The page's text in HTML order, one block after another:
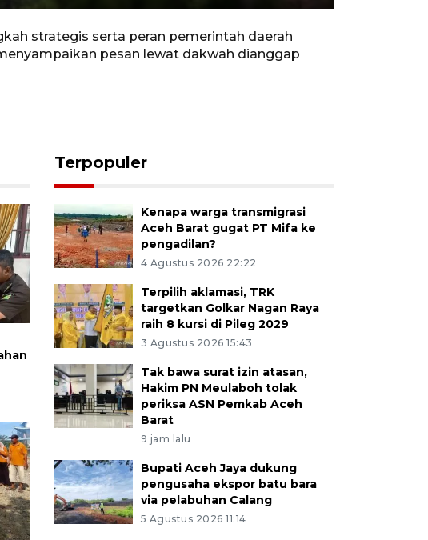
RewindForward
Settings
PIP Enter
strategis serta peran pemerintah daerah
pesan lewat dakwah dianggap
Terpopuler
Kenapa warga transmigrasi
Aceh Barat gugat PT Mifa ke
pengadilan?
4 Agustus 2026 22:22
Terpilih aklamasi, TRK
targetkan Golkar Nagan Raya
raih 8 kursi di Pileg 2029
3 Agustus 2026 15:43
Tak bawa surat izin atasan,
Hakim PN Meulaboh tolak
periksa ASN Pemkab Aceh
Barat
9 jam lalu
Bupati Aceh Jaya dukung
pengusaha ekspor batu bara
via pelabuhan Calang
5 Agustus 2026 11:14